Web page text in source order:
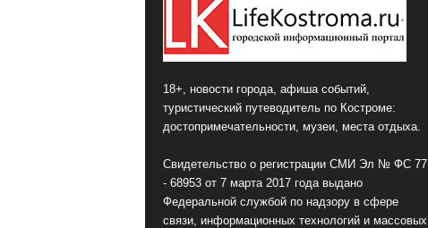
18+, новости города, афиша событий,
туристический путеводитель по Костроме:
достопримечательности, музеи, места отдыха.
Свидетельство о регистрации СМИ Эл № ФС 77
- 68953 от 7 марта 2017 года выдано
Федеральной службой по надзору в сфере
связи, информационных технологий и массовых